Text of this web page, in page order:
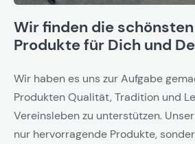
Wir finden die
Produkte für Dich und
Wir haben es uns zur Aufgabe
Produkten Qualität, Tradition und
Vereinsleben zu unterstützen.
nur hervorragende Produkte,